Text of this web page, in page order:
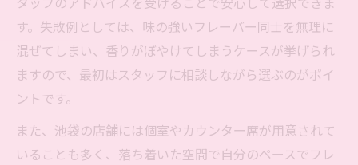
タム
個室でゆったり味わう池袋シーシャの魅力
池袋シーシャの個室でリラックスできる理
み方
す。失敗例としては、味の強いフレーバー同士を無理に
混ぜてしまい、香りがぼやけてしまうケースが挙げられ
ますので、最初はスタッフに相談しながら選ぶのがポイ
ントです。
また、池袋の店舗には個室やカウンター席が用意されて
いることも多く、落ち着いた空間で自分のペースでフレ